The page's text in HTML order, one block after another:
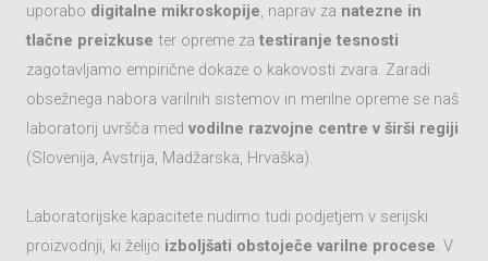
uporabo digitalne mikroskopije, naprav za natezne in
tlačne preizkuse ter opreme za testiranje tesnosti
zagotavljamo empirične dokaze o kakovosti zvara. Zaradi
obsežnega nabora varilnih sistemov in merilne opreme se naš
laboratorij uvršča med vodilne razvojne centre v širši regiji
(Slovenija, Avstrija, Madžarska, Hrvaška).
Laboratorijske kapacitete nudimo tudi podjetjem v serijski
proizvodnji, ki želijo izboljšati obstoječe varilne procese. V